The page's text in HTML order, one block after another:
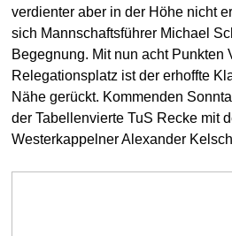
verdienter aber in der Höhe nicht
sich Mannschaftsführer Michael
Begegnung. Mit nun acht Punkten
Relegationsplatz ist der erhoffte
Nähe gerückt. Kommenden
der Tabellenvierte TuS Recke mit
Westerkappelner Alexander